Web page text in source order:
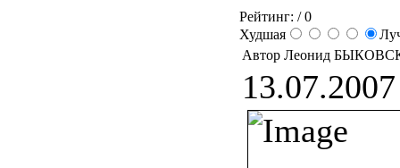
Рейтинг: / 0
Худшая
Автор Леонид
13.07.2007